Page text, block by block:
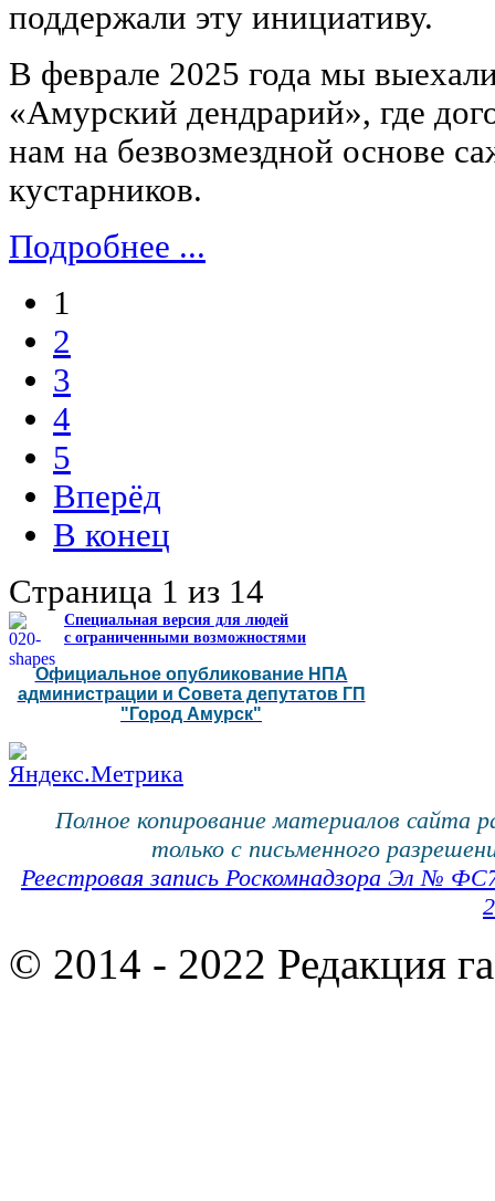
поддержали эту инициативу.
В феврале 2025 года мы
«Амурский дендрарий», где
нам на безвозмездной основе
кустарников.
Подробнее ...
1
2
3
4
5
Вперёд
В конец
Страница 1 из 14
Специальная версия для людей
с ограниченными возможностями
Официальное опубликование НПА
администрации и Совета депутатов ГП
"Город Амурск"
Полное копирование материалов сайта
только с письменного
Реестровая запись Роскомнадзора Эл №
© 2014 - 2022 Редакция